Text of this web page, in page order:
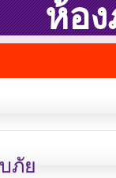
ห้อ
ภัย